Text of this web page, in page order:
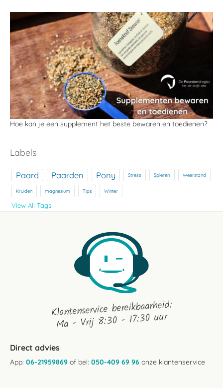
Hoe kan je een supplement het beste bewaren en toedienen?
Labels
Paard Paarden Pony Stress Spieren Weerstand
Kruiden magnesium Tips Winter
View All Tags
Klantenservice bereikbaarheid:
Ma - Vrij 8:30 - 17:30 uur
Direct advies
App: 06-21959869 of bel: 050-409 69 96 onze klantenservice